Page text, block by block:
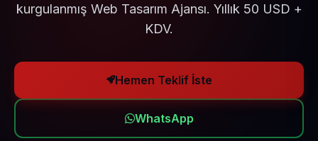
kurgulanmış Web Tasarım Ajansı. Yıllık 50 USD +
KDV.
Hemen Teklif İste
WhatsApp